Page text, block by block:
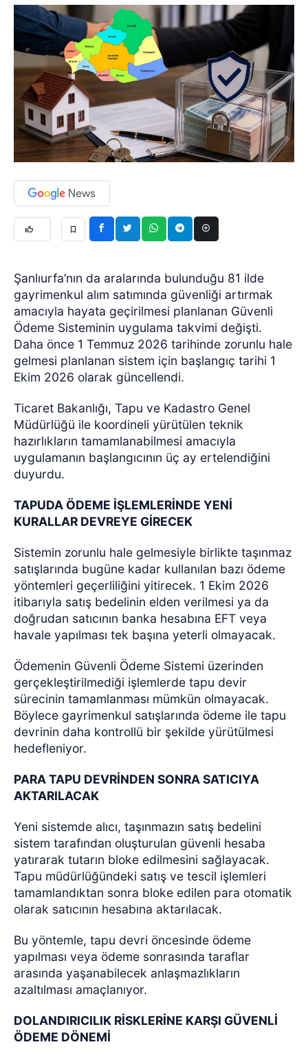
Şanlıurfa’nın da aralarında bulunduğu 81 ilde
gayrimenkul alım satımında güvenliği artırmak
amacıyla hayata geçirilmesi planlanan Güvenli
Ödeme Sisteminin uygulama takvimi değişti.
Daha önce 1 Temmuz 2026 tarihinde zorunlu hale
gelmesi planlanan sistem için başlangıç tarihi 1
Ekim 2026 olarak güncellendi.
Ticaret Bakanlığı, Tapu ve Kadastro Genel
Müdürlüğü ile koordineli yürütülen teknik
hazırlıkların tamamlanabilmesi amacıyla
uygulamanın başlangıcının üç ay ertelendiğini
duyurdu.
TAPUDA ÖDEME İŞLEMLERİNDE YENİ
KURALLAR DEVREYE GİRECEK
Sistemin zorunlu hale gelmesiyle birlikte taşınmaz
satışlarında bugüne kadar kullanılan bazı ödeme
yöntemleri geçerliliğini yitirecek. 1 Ekim 2026
itibarıyla satış bedelinin elden verilmesi ya da
doğrudan satıcının banka hesabına EFT veya
havale yapılması tek başına yeterli olmayacak.
Ödemenin Güvenli Ödeme Sistemi üzerinden
gerçekleştirilmediği işlemlerde tapu devir
sürecinin tamamlanması mümkün olmayacak.
Böylece gayrimenkul satışlarında ödeme ile tapu
devrinin daha kontrollü bir şekilde yürütülmesi
hedefleniyor.
PARA TAPU DEVRİNDEN SONRA SATICIYA
AKTARILACAK
Yeni sistemde alıcı, taşınmazın satış bedelini
sistem tarafından oluşturulan güvenli hesaba
yatırarak tutarın bloke edilmesini sağlayacak.
Tapu müdürlüğündeki satış ve tescil işlemleri
tamamlandıktan sonra bloke edilen para otomatik
olarak satıcının hesabına aktarılacak.
Bu yöntemle, tapu devri öncesinde ödeme
yapılması veya ödeme sonrasında taraflar
arasında yaşanabilecek anlaşmazlıkların
azaltılması amaçlanıyor.
DOLANDIRICILIK RİSKLERİNE KARŞI GÜVENLİ
ÖDEME DÖNEMİ